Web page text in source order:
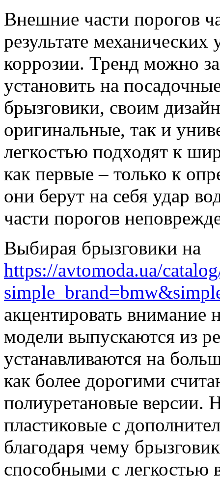
Внешние части порогов
результате
коррозии. Тренд можно
установить на
брызговики, своим
оригинальные, так и
легкостью подходят к
как первые – только к
они берут на себя удар
части порогов
Выбирая брызговики на
https://avtomoda.ua/
акцентировать
модели выпускаются из
устанавливаются на
как более дорогими
полиуретановые
пластиковые с
благодаря чему
способными с легкостью